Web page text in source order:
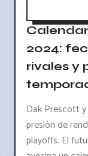
2024:
rivales y
Dak Prescott
presión de
playoffs. El